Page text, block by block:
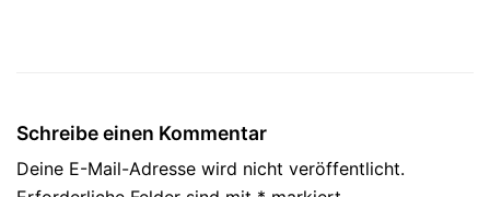
Schreibe einen Kommentar
Deine E-Mail-Adresse wird nicht veröffentlicht.